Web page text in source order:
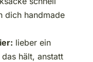
dich handmade
lieber ein
hält, anstatt